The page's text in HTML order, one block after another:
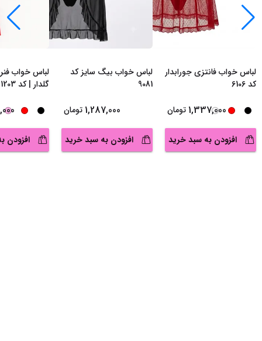
لباس خواب فانتزی جورابدار
کد 6106
1,337,000 تومان
افزودن به سبد خرید
لباس خواب بیگ سایز کد
9081
1,287,000 تومان
افزودن به سبد خرید
لباس خواب
گلدار | کد 1203
افزودن